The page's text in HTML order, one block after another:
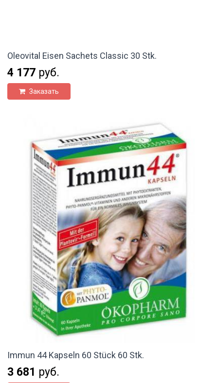
Oleovital Eisen Sachets Classic 30 Stk.
4 177 руб.
Заказать
Immun 44 Kapseln 60 Stück 60 Stk.
3 681 руб.